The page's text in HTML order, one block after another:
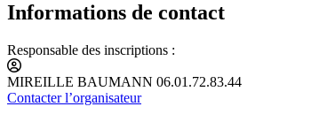
Informations de contact
Responsable des inscriptions :
MIREILLE BAUMANN 06.01.72.83.44
Contacter l’organisateur